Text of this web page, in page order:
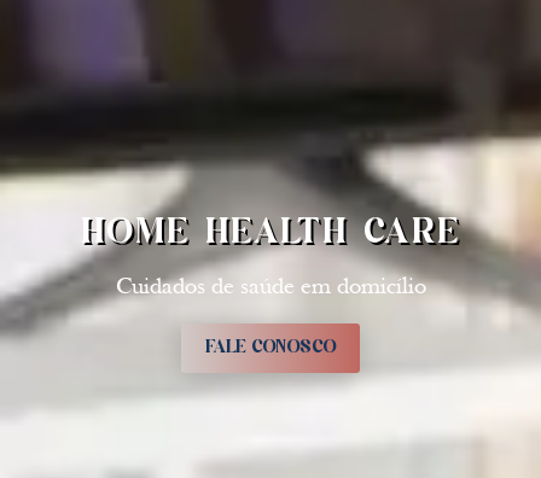
HOME HEALTH CARE
Cuidados de saúde em domicílio
FALE CONOSCO